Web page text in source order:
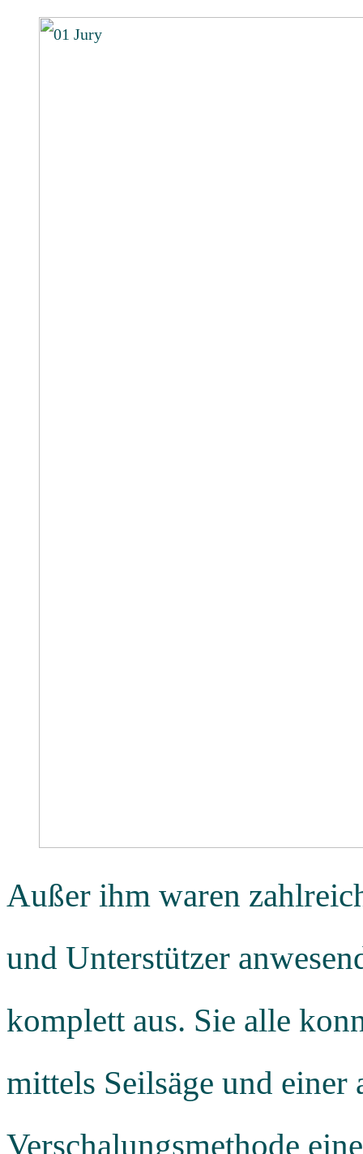
Außer ihm waren
und Unterstützer
komplett aus. Sie alle
mittels Seilsäge und einer
Verschalungsmethode